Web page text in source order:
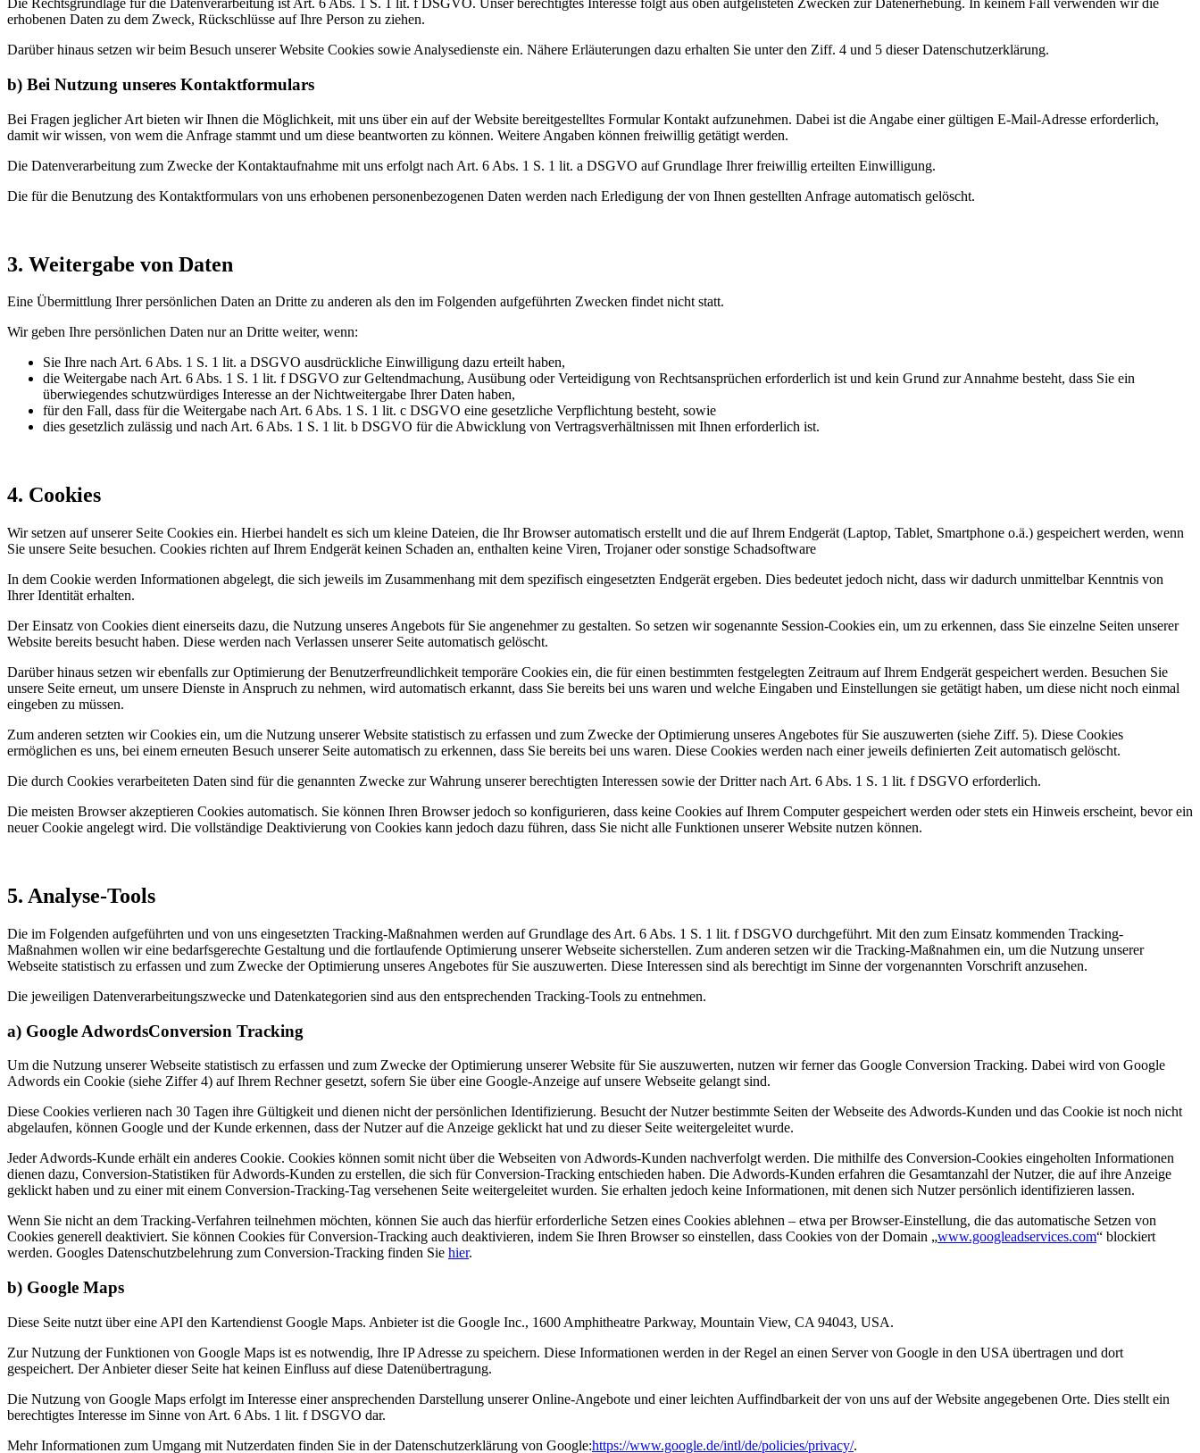
Die Rechtsgrundlage für die Datenverarbeitung ist Art. 6 Abs. 1 S. 1 lit. f DSGVO. Unser berechtigtes Interesse folgt aus oben aufgelisteten Zwecken zur Datenerhebung. In keinem Fall verwenden wir die
erhobenen Daten zu dem Zweck, Rückschlüsse auf Ihre Person zu ziehen.
Darüber hinaus setzen wir beim Besuch unserer Website Cookies sowie Analysedienste ein. Nähere Erläuterungen dazu erhalten Sie unter den Ziff. 4 und 5 dieser Datenschutzerklärung.
b) Bei Nutzung unseres Kontaktformulars
Bei Fragen jeglicher Art bieten wir Ihnen die Möglichkeit, mit uns über ein auf der Website bereitgestelltes Formular Kontakt aufzunehmen. Dabei ist die Angabe einer gültigen E-Mail-Adresse erforderlich,
damit wir wissen, von wem die Anfrage stammt und um diese beantworten zu können. Weitere Angaben können freiwillig getätigt werden.
Die Datenverarbeitung zum Zwecke der Kontaktaufnahme mit uns erfolgt nach Art. 6 Abs. 1 S. 1 lit. a DSGVO auf Grundlage Ihrer freiwillig erteilten Einwilligung.
Die für die Benutzung des Kontaktformulars von uns erhobenen personenbezogenen Daten werden nach Erledigung der von Ihnen gestellten Anfrage automatisch gelöscht.
3. Weitergabe von Daten
Eine Übermittlung Ihrer persönlichen Daten an Dritte zu anderen als den im Folgenden aufgeführten Zwecken findet nicht statt.
Wir geben Ihre persönlichen Daten nur an Dritte weiter, wenn:
Sie Ihre nach Art. 6 Abs. 1 S. 1 lit. a DSGVO ausdrückliche Einwilligung dazu erteilt haben,
die Weitergabe nach Art. 6 Abs. 1 S. 1 lit. f DSGVO zur Geltendmachung, Ausübung oder Verteidigung von Rechtsansprüchen erforderlich ist und kein Grund zur Annahme besteht, dass Sie ein
überwiegendes schutzwürdiges Interesse an der Nichtweitergabe Ihrer Daten haben,
für den Fall, dass für die Weitergabe nach Art. 6 Abs. 1 S. 1 lit. c DSGVO eine gesetzliche Verpflichtung besteht, sowie
dies gesetzlich zulässig und nach Art. 6 Abs. 1 S. 1 lit. b DSGVO für die Abwicklung von Vertragsverhältnissen mit Ihnen erforderlich ist.
4. Cookies
Wir setzen auf unserer Seite Cookies ein. Hierbei handelt es sich um kleine Dateien, die Ihr Browser automatisch erstellt und die auf Ihrem Endgerät (Laptop, Tablet, Smartphone o.ä.) gespeichert werden, wenn
Sie unsere Seite besuchen. Cookies richten auf Ihrem Endgerät keinen Schaden an, enthalten keine Viren, Trojaner oder sonstige Schadsoftware
In dem Cookie werden Informationen abgelegt, die sich jeweils im Zusammenhang mit dem spezifisch eingesetzten Endgerät ergeben. Dies bedeutet jedoch nicht, dass wir dadurch unmittelbar Kenntnis von
Ihrer Identität erhalten.
Der Einsatz von Cookies dient einerseits dazu, die Nutzung unseres Angebots für Sie angenehmer zu gestalten. So setzen wir sogenannte Session-Cookies ein, um zu erkennen, dass Sie einzelne Seiten unserer
Website bereits besucht haben. Diese werden nach Verlassen unserer Seite automatisch gelöscht.
Darüber hinaus setzen wir ebenfalls zur Optimierung der Benutzerfreundlichkeit temporäre Cookies ein, die für einen bestimmten festgelegten Zeitraum auf Ihrem Endgerät gespeichert werden. Besuchen Sie
unsere Seite erneut, um unsere Dienste in Anspruch zu nehmen, wird automatisch erkannt, dass Sie bereits bei uns waren und welche Eingaben und Einstellungen sie getätigt haben, um diese nicht noch einmal
eingeben zu müssen.
Zum anderen setzten wir Cookies ein, um die Nutzung unserer Website statistisch zu erfassen und zum Zwecke der Optimierung unseres Angebotes für Sie auszuwerten (siehe Ziff. 5). Diese Cookies
ermöglichen es uns, bei einem erneuten Besuch unserer Seite automatisch zu erkennen, dass Sie bereits bei uns waren. Diese Cookies werden nach einer jeweils definierten Zeit automatisch gelöscht.
Die durch Cookies verarbeiteten Daten sind für die genannten Zwecke zur Wahrung unserer berechtigten Interessen sowie der Dritter nach Art. 6 Abs. 1 S. 1 lit. f DSGVO erforderlich.
Die meisten Browser akzeptieren Cookies automatisch. Sie können Ihren Browser jedoch so konfigurieren, dass keine Cookies auf Ihrem Computer gespeichert werden oder stets ein Hinweis erscheint, bevor ein
neuer Cookie angelegt wird. Die vollständige Deaktivierung von Cookies kann jedoch dazu führen, dass Sie nicht alle Funktionen unserer Website nutzen können.
5. Analyse-Tools
Die im Folgenden aufgeführten und von uns eingesetzten Tracking-Maßnahmen werden auf Grundlage des Art. 6 Abs. 1 S. 1 lit. f DSGVO durchgeführt. Mit den zum Einsatz kommenden Tracking-
Maßnahmen wollen wir eine bedarfsgerechte Gestaltung und die fortlaufende Optimierung unserer Webseite sicherstellen. Zum anderen setzen wir die Tracking-Maßnahmen ein, um die Nutzung unserer
Webseite statistisch zu erfassen und zum Zwecke der Optimierung unseres Angebotes für Sie auszuwerten. Diese Interessen sind als berechtigt im Sinne der vorgenannten Vorschrift anzusehen.
Die jeweiligen Datenverarbeitungszwecke und Datenkategorien sind aus den entsprechenden Tracking-Tools zu entnehmen.
a) Google AdwordsConversion Tracking
Um die Nutzung unserer Webseite statistisch zu erfassen und zum Zwecke der Optimierung unserer Website für Sie auszuwerten, nutzen wir ferner das Google Conversion Tracking. Dabei wird von Google
Adwords ein Cookie (siehe Ziffer 4) auf Ihrem Rechner gesetzt, sofern Sie über eine Google-Anzeige auf unsere Webseite gelangt sind.
Diese Cookies verlieren nach 30 Tagen ihre Gültigkeit und dienen nicht der persönlichen Identifizierung. Besucht der Nutzer bestimmte Seiten der Webseite des Adwords-Kunden und das Cookie ist noch nicht
abgelaufen, können Google und der Kunde erkennen, dass der Nutzer auf die Anzeige geklickt hat und zu dieser Seite weitergeleitet wurde.
Jeder Adwords-Kunde erhält ein anderes Cookie. Cookies können somit nicht über die Webseiten von Adwords-Kunden nachverfolgt werden. Die mithilfe des Conversion-Cookies eingeholten Informationen
dienen dazu, Conversion-Statistiken für Adwords-Kunden zu erstellen, die sich für Conversion-Tracking entschieden haben. Die Adwords-Kunden erfahren die Gesamtanzahl der Nutzer, die auf ihre Anzeige
geklickt haben und zu einer mit einem Conversion-Tracking-Tag versehenen Seite weitergeleitet wurden. Sie erhalten jedoch keine Informationen, mit denen sich Nutzer persönlich identifizieren lassen.
Wenn Sie nicht an dem Tracking-Verfahren teilnehmen möchten, können Sie auch das hierfür erforderliche Setzen eines Cookies ablehnen – etwa per Browser-Einstellung, die das automatische Setzen von
Cookies generell deaktiviert. Sie können Cookies für Conversion-Tracking auch deaktivieren, indem Sie Ihren Browser so einstellen, dass Cookies von der Domain „www.googleadservices.com“ blockiert
werden. Googles Datenschutzbelehrung zum Conversion-Tracking finden Sie hier.
b) Google Maps
Diese Seite nutzt über eine API den Kartendienst Google Maps. Anbieter ist die Google Inc., 1600 Amphitheatre Parkway, Mountain View, CA 94043, USA.
Zur Nutzung der Funktionen von Google Maps ist es notwendig, Ihre IP Adresse zu speichern. Diese Informationen werden in der Regel an einen Server von Google in den USA übertragen und dort
gespeichert. Der Anbieter dieser Seite hat keinen Einfluss auf diese Datenübertragung.
Die Nutzung von Google Maps erfolgt im Interesse einer ansprechenden Darstellung unserer Online-Angebote und einer leichten Auffindbarkeit der von uns auf der Website angegebenen Orte. Dies stellt ein
berechtigtes Interesse im Sinne von Art. 6 Abs. 1 lit. f DSGVO dar.
Mehr Informationen zum Umgang mit Nutzerdaten finden Sie in der Datenschutzerklärung von Google:https://www.google.de/intl/de/policies/privacy/.